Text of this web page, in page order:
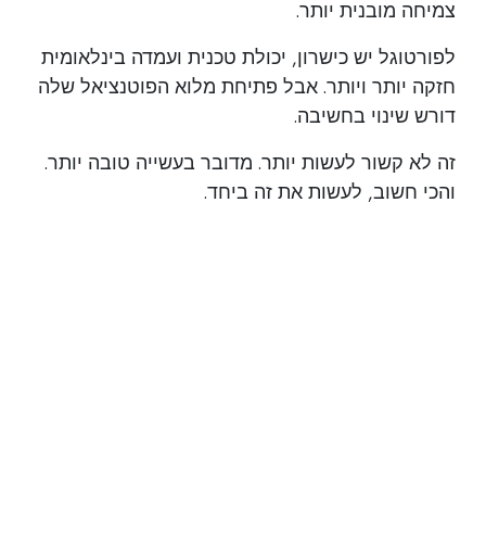
צמיחה מובנית יותר.
לפורטוגל יש כישרון, יכולת טכנית ועמדה בינלאומית
חזקה יותר ויותר. אבל פתיחת מלוא הפוטנציאל שלה
דורש שינוי בחשיבה.
זה לא קשור לעשות יותר. מדובר בעשייה טובה יותר.
והכי חשוב, לעשות את זה ביחד.